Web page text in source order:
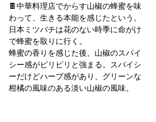
🍫中華料理店でからす山椒の蜂蜜を味
わって、生きる本能を感じたという。
日本ミツバチは花のない時季に命がけ
で蜂蜜を取りに行く。
蜂蜜の香りを感じた後、山椒のスパイ
シー感がピリピリと強まる。スパイシ
ーだけどハーブ感があり、グリーンな
柑橘の風味のある淡い山椒の風味。